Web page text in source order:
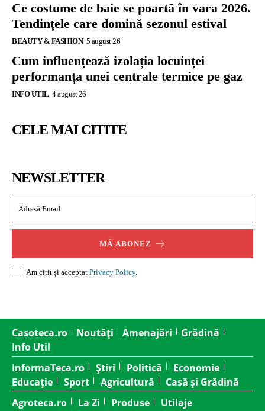
Ce costume de baie se poartă în vara 2026.
Tendințele care domină sezonul estival
BEAUTY & FASHION 5 august 26
Cum influențează izolația locuinței
performanța unei centrale termice pe gaz
INFO UTIL 4 august 26
CELE MAI CITITE
NEWSLETTER
MĂ ABONEZ
Am citit și acceptat Privacy Policy.
Casoteca.ro Noutăți Amenajări
Grădină
Info Util
InformaTeca.ro
Știri Politică
Economie
Educație
Sport Agricultură
Casă și Grădină
Agroteca.ro
La Zi Produse Utilaje